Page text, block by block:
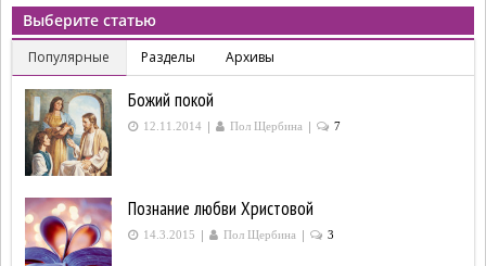
Выберите статью
Популярные Разделы Архивы
Божий покой
12.11.2014 | Пол Щербина | 7
Познание любви Христовой
14.3.2015 | Пол Щербина | 3